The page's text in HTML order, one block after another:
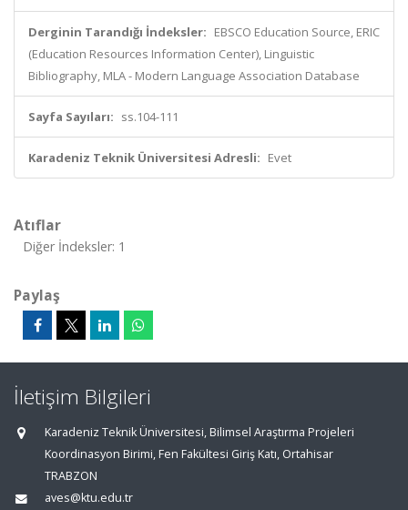
Derginin Tarandığı İndeksler: EBSCO Education Source, ERIC
(Education Resources Information Center), Linguistic
Bibliography, MLA - Modern Language Association Database
Sayfa Sayıları: ss.104-111
Karadeniz Teknik Üniversitesi Adresli: Evet
Atıflar
Diğer İndeksler: 1
Paylaş
İletişim Bilgileri
Karadeniz Teknik Üniversitesi, Bilimsel Araştırma Projeleri
Koordinasyon Birimi, Fen Fakültesi Giriş Katı, Ortahisar
TRABZON
aves@ktu.edu.tr